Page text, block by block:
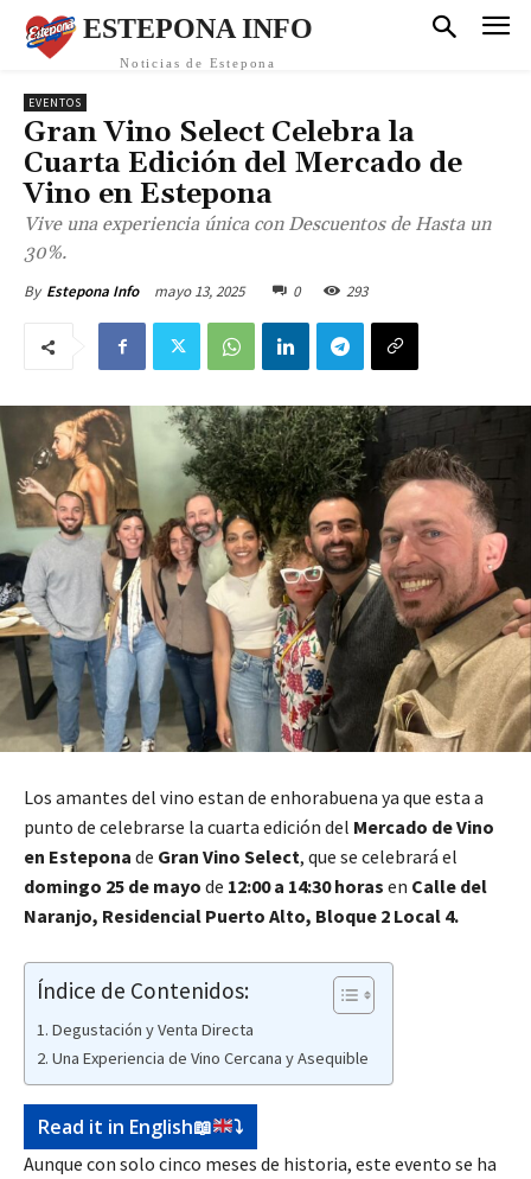
ESTEPONA INFO
Noticias de Estepona
EVENTOS
Gran Vino Select Celebra la
Cuarta Edición del Mercado de
Vino en Estepona
Vive una experiencia única con Descuentos de Hasta un
30%.
By Estepona Info mayo 13, 2025 0 293
Los amantes del vino estan de enhorabuena ya que esta a
punto de celebrarse la cuarta edición del Mercado de Vino
en Estepona de Gran Vino Select, que se celebrará el
domingo 25 de mayo de 12:00 a 14:30 horas en Calle del
Naranjo, Residencial Puerto Alto, Bloque 2 Local 4.
Índice de Contenidos:
Degustación y Venta Directa
Una Experiencia de Vino Cercana y Asequible
Read it in English📖 ⤵️
Aunque con solo cinco meses de historia, este evento se ha